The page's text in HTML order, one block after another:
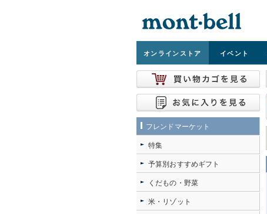
オンラインストア イベント
フレンドマーケット
特集
予算別おすすめギフト
くだもの・野菜
米・リゾット